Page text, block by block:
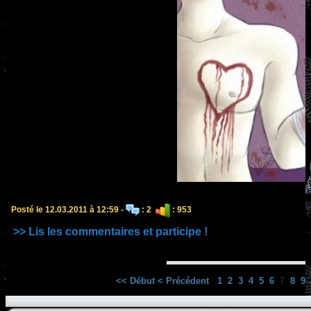
Posté le 12.03.2011 à 12:59 - : 2 : 953
>> Lis les commentaires et participe !
<< Début < Précédent 1 2 3 4 5 67 8 9